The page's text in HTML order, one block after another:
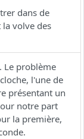
dans de
volve des
Le problème
l'une de
présentant un
notre part
la première,